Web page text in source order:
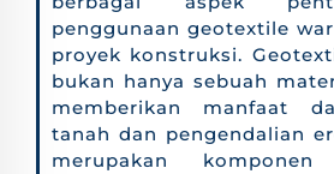
penggunaan geotextile
proyek konstruksi.
bukan hanya sebuah
memberikan manfaat
tanah dan pengendalian
merupakan